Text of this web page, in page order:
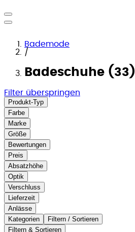
Bademode
/
Badeschuhe (33)
Filter überspringen
Produkt-Typ
Farbe
Marke
Größe
Bewertungen
Preis
Absatzhöhe
Optik
Verschluss
Lieferzeit
Anlässe
Kategorien
Filtern / Sortieren
Filtern & Sortieren